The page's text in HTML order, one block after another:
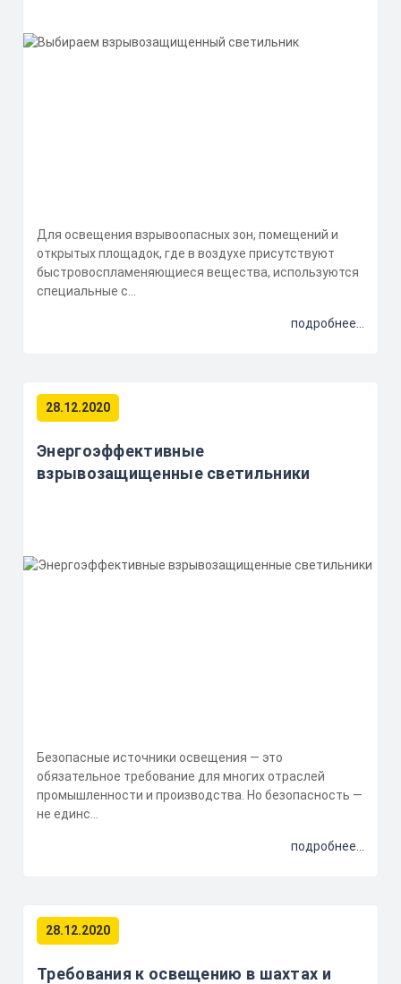
Для освещения взрывоопасных зон, помещений и
открытых площадок, где в воздухе присутствуют
быстровоспламеняющиеся вещества, используются
специальные с...
подробнее...
28.12.2020
Энергоэффективные
взрывозащищенные светильники
Безопасные источники освещения — это
обязательное требование для многих отраслей
промышленности и производства. Но безопасность —
не единс...
подробнее...
28.12.2020
Требования к освещению в шахтах и